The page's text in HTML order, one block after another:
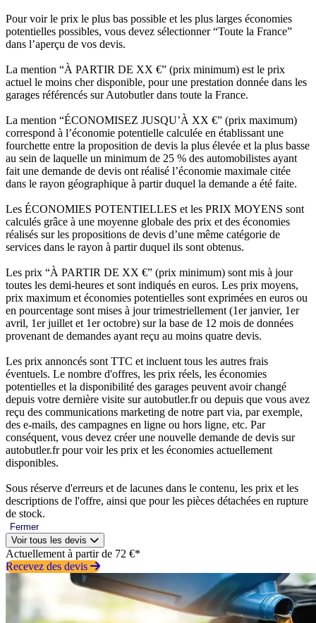
Pour voir le prix le plus bas possible et les plus larges économies
potentielles possibles, vous devez sélectionner “Toute la France”
dans l’aperçu de vos devis.
La mention “À PARTIR DE XX €” (prix minimum) est le prix
actuel le moins cher disponible, pour une prestation donnée dans les
garages référencés sur Autobutler dans toute la France.
La mention “ÉCONOMISEZ JUSQU’À XX €” (prix maximum)
correspond à l’économie potentielle calculée en établissant une
fourchette entre la proposition de devis la plus élevée et la plus basse
au sein de laquelle un minimum de 25 % des automobilistes ayant
fait une demande de devis ont réalisé l’économie maximale citée
dans le rayon géographique à partir duquel la demande a été faite.
Les ÉCONOMIES POTENTIELLES et les PRIX MOYENS sont
calculés grâce à une moyenne globale des prix et des économies
réalisés sur les propositions de devis d’une même catégorie de
services dans le rayon à partir duquel ils sont obtenus.
Les prix “À PARTIR DE XX €” (prix minimum) sont mis à jour
toutes les demi-heures et sont indiqués en euros. Les prix moyens,
prix maximum et économies potentielles sont exprimées en euros ou
en pourcentage sont mises à jour trimestriellement (1er janvier, 1er
avril, 1er juillet et 1er octobre) sur la base de 12 mois de données
provenant de demandes ayant reçu au moins quatre devis.
Les prix annoncés sont TTC et incluent tous les autres frais
éventuels. Le nombre d'offres, les prix réels, les économies
potentielles et la disponibilité des garages peuvent avoir changé
depuis votre dernière visite sur autobutler.fr ou depuis que vous avez
reçu des communications marketing de notre part via, par exemple,
des e-mails, des campagnes en ligne ou hors ligne, etc. Par
conséquent, vous devez créer une nouvelle demande de devis sur
autobutler.fr pour voir les prix et les économies actuellement
disponibles.
Sous réserve d'erreurs et de lacunes dans le contenu, les prix et les
descriptions de l'offre, ainsi que pour les pièces détachées en rupture
de stock.
Fermer
Voir tous les devis
Actuellement à partir de 72 €*
Recevez des devis